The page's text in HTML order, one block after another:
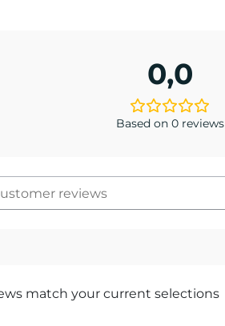
0,0
Based on 0 reviews
match your current selections